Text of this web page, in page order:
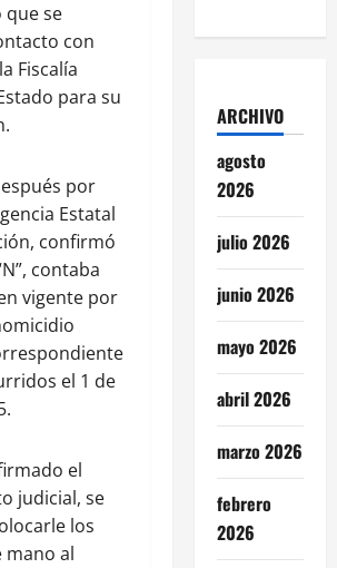
que se
con
Fiscalía
para su
por
Estatal
confirmó
contaba
vigente por
el 1 de
el
judicial, se
los
mano al
ARCHIVO
agosto
2026
julio 2026
junio 2026
mayo 2026
abril 2026
marzo 2026
febrero
2026